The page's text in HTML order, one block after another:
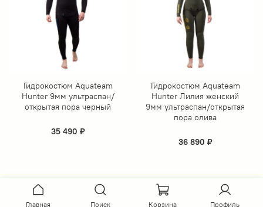
Гидрокостюм Aquateam
Hunter 9мм ультраспан/
открытая пора черный
35 490 ₽
Гидрокостюм Aquateam
Hunter Лилия женский
9мм ультраспан/открытая
пора олива
36 890 ₽
Главная Поиск Корзина Профиль